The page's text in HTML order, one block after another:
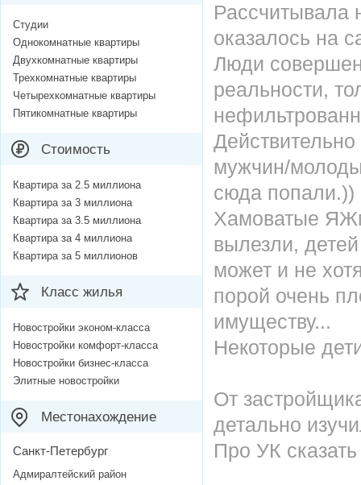
Рассчитывала
оказалось на
Люди
реальности,
мужчин/
сюда попали.))
Хамоватые
вылезли,
может и не
порой очень
имуществу...
Некоторые
От
детально
Про УК
Студии
Однокомнатные квартиры
Двухкомнатные квартиры
Трехкомнатные квартиры
Четырехкомнатные квартиры
Пятикомнатные квартиры
Стоимость
Квартира за 2.5 миллиона
Квартира за 3 миллиона
Квартира за 3.5 миллиона
Квартира за 4 миллиона
Квартира за 5 миллионов
Класс жилья
Новостройки эконом-класса
Новостройки комфорт-класса
Новостройки бизнес-класса
Элитные новостройки
Местонахождение
Санкт-Петербург
Адмиралтейский район